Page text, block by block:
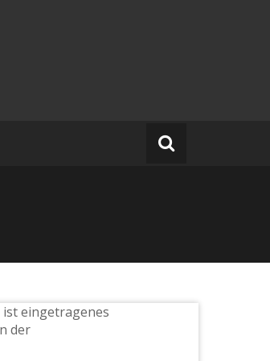
eingetragenes
der